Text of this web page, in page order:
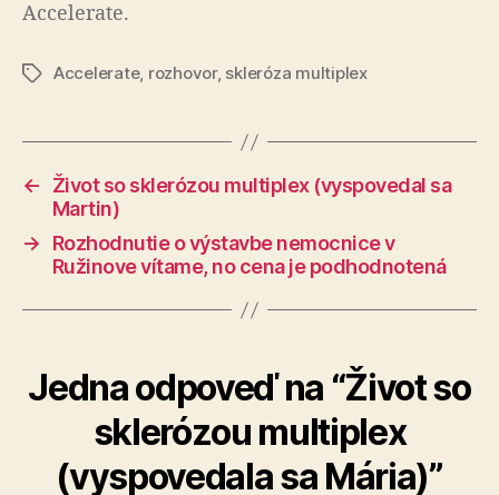
Acce­le­rate.
ZnačkyAccelerate, rozhovor, skleróza multiplex
←
Život so sklerózou multiplex (vyspovedal sa
Martin)
→
Rozhodnutie o výstavbe nemocnice v
Ružinove vítame, no cena je podhodnotená
Jedna odpoveď na “Život so
sklerózou multiplex
(vyspovedala sa Mária)”